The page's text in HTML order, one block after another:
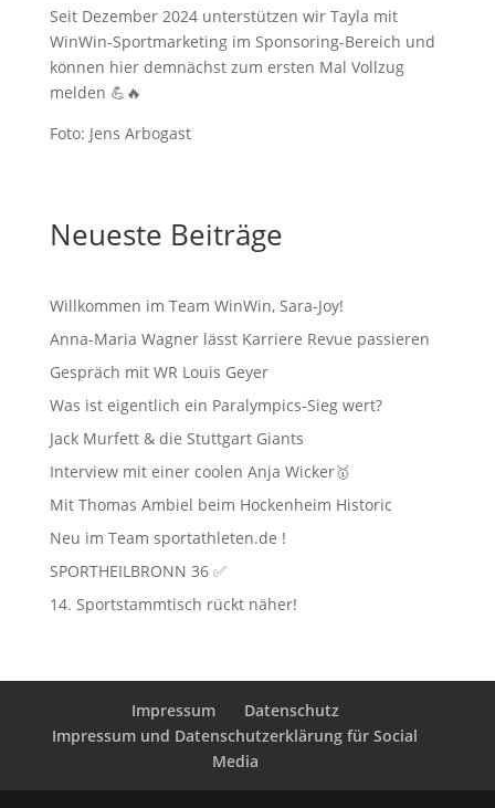
Seit Dezember 2024 unterstützen wir Tayla mit
WinWin-Sportmarketing im Sponsoring-Bereich und
können hier demnächst zum ersten Mal Vollzug
melden 💪🔥
Foto: Jens Arbogast
Neueste Beiträge
Willkommen im Team WinWin, Sara-Joy!
Anna-Maria Wagner lässt Karriere Revue passieren
Gespräch mit WR Louis Geyer
Was ist eigentlich ein Paralympics-Sieg wert?
Jack Murfett & die Stuttgart Giants
Interview mit einer coolen Anja Wicker🥇
Mit Thomas Ambiel beim Hockenheim Historic
Neu im Team sportathleten.de !
SPORTHEILBRONN 36 ✅
14. Sportstammtisch rückt näher!
Impressum
Datenschutz
Impressum und Datenschutzerklärung für Social
Media